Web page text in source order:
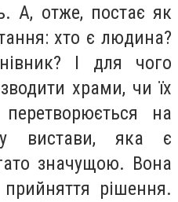
А, отже, постає як
хто є людина?
І для чого
храми, чи їх
на
вистави, яка є
значущою. Вона
рішення.